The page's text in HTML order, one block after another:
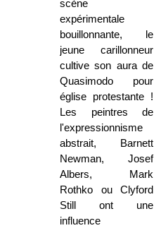
scène
expérimentale
bouillonnante, le
jeune carillonneur
cultive son aura de
Quasimodo pour
église protestante !
Les peintres de
l'expressionnisme
abstrait, Barnett
Newman, Josef
Albers, Mark
Rothko ou Clyford
Still ont une
influence